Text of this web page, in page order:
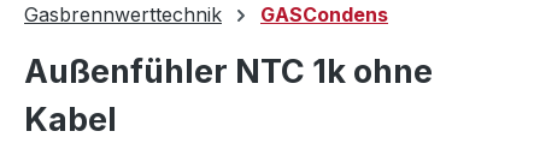
Gasbrennwerttechnik
GASCondens
Außenfühler NTC 1k ohne
Kabel